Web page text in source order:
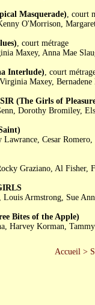
Masquerade), court
O'Morrison,
, court métrage
Maxey, Anna Mae
Interlude), court
Maxey, Bernadene
(The Girls of
Dorothy Bromiley,
Cesar
Graziano, Al Fisher,
Louis Armstrong, Sue
Bites of the Apple)
Harvey Korman,
Accueil>